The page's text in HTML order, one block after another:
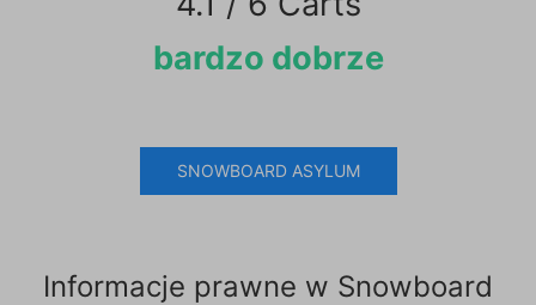
bardzo dobrze
SNOWBOARD ASYLUM
Informacje prawne w Snowboard